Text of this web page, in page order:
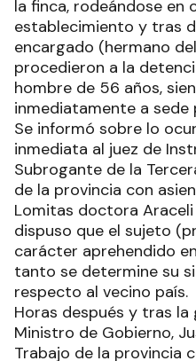
la finca, rodeándose en
establecimiento y tras
encargado (hermano
procedieron a la
hombre de 56 años,
inmediatamente a sede
Se informó sobre lo
inmediata al juez de
Subrogante de la
de la provincia con
Lomitas doctora
dispuso que el sujeto
carácter aprehendido
tanto se determine su
respecto al vecino país.
Horas después y tras
Ministro de Gobierno,
Trabajo de la provincia